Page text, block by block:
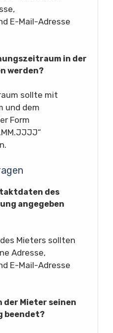
E-Mail-Adresse
in der
werden?
sollte mit
und dem
Form
des
angegeben
Mieters sollten
Adresse,
E-Mail-Adresse
der Mieter seinen
beendet?